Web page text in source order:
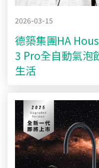
2026-03-15
德築集團HA
3 Pro全自動氣泡
生活